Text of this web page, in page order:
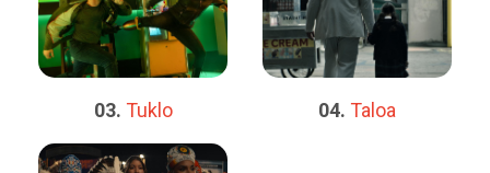
03. Tuklo 04. Taloa